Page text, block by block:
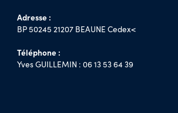
Adresse :
BP 50245 21207 BEAUNE Cedex<
Téléphone :
Yves GUILLEMIN : 06 13 53 64 39